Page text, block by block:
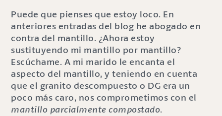
Puede que pienses que estoy loco. En
anteriores entradas del blog he abogado en
contra del mantillo. ¿Ahora estoy
sustituyendo mi mantillo por mantillo?
Escúchame. A mi marido le encanta el
aspecto del mantillo, y teniendo en cuenta
que el granito descompuesto o DG era un
poco más caro, nos comprometimos con el
mantillo parcialmente compostado.